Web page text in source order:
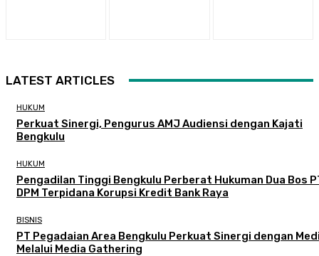
LATEST ARTICLES
HUKUM
Perkuat Sinergi, Pengurus AMJ Audiensi dengan Kajati
Bengkulu
HUKUM
Pengadilan Tinggi Bengkulu Perberat Hukuman Dua Bos
DPM Terpidana Korupsi Kredit Bank Raya
BISNIS
PT Pegadaian Area Bengkulu Perkuat Sinergi dengan
Melalui Media Gathering